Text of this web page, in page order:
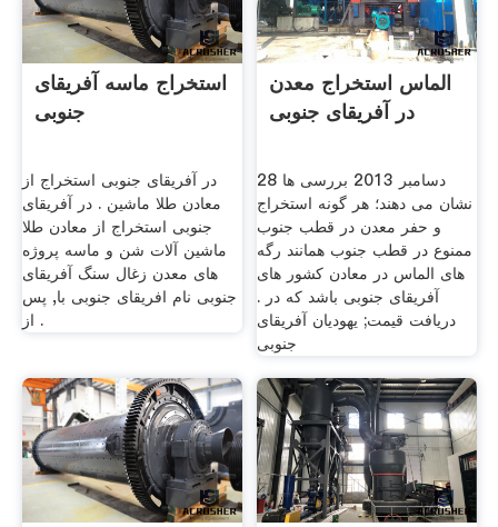
استخراج ماسه آفریقای
جنوبی
در آفریقای جنوبی استخراج از
معادن طلا ماشین . در آفریقای
جنوبی استخراج از معادن طلا
ماشین آلات شن و ماسه پروژه
های معدن زغال سنگ آفریقای
جنوبی نام افریقای جنوبی با, پس
از .
الماس استخراج معدن
در آفریقای جنوبی
28 دسامبر 2013 بررسی ها
نشان می دهند؛ هر گونه استخراج
و حفر معدن در قطب جنوب
ممنوع در قطب جنوب همانند رگه
های الماس در معادن کشور های
آفریقای جنوبی باشد که در .
دریافت قیمت; یهودیان آفریقای
جنوبی